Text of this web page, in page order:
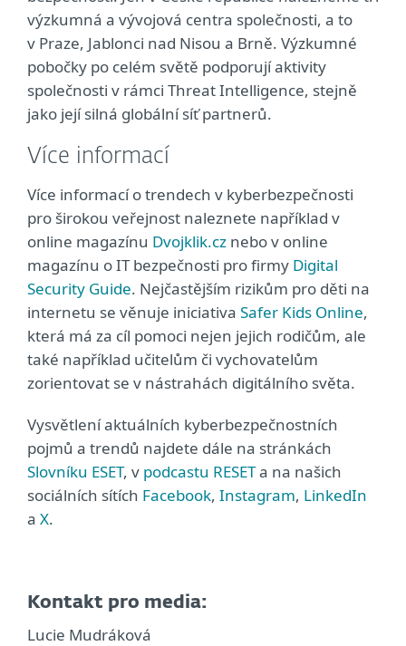
výzkumná a vývojová centra společnosti, a to
v Praze, Jablonci nad Nisou a Brně. Výzkumné
pobočky po celém světě podporují aktivity
společnosti v rámci Threat Intelligence, stejně
jako její silná globální síť partnerů.
Více informací
Více informací o trendech v kyberbezpečnosti
pro širokou veřejnost naleznete například v
online magazínu Dvojklik.cz nebo v online
magazínu o IT bezpečnosti pro firmy Digital
Security Guide. Nejčastějším rizikům pro děti na
internetu se věnuje iniciativa Safer Kids Online,
která má za cíl pomoci nejen jejich rodičům, ale
také například učitelům či vychovatelům
zorientovat se v nástrahách digitálního světa.
Vysvětlení aktuálních kyberbezpečnostních
pojmů a trendů najdete dále na stránkách
Slovníku ESET, v podcastu RESETa na našich
sociálních sítích Facebook, Instagram, LinkedIn
a X.
Kontakt pro media:
Lucie Mudráková